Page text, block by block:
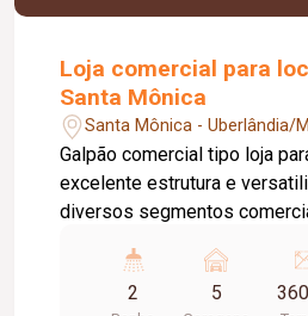
Loja comercial para
Santa Mônica
Santa Mônica - Uberlândia/
Galpão comercial tipo loja
excelente estrutura e
diversos segmentos
capacidade para
portas em aço e pé-direito
2 5